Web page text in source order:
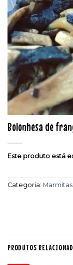
Bolonhesa de
Este produto está
Categoria:
PRODUTOS